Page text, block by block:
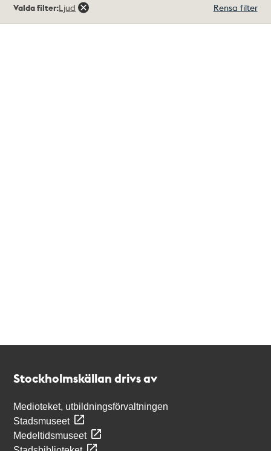
träffar
Valda filter:Ljud Rensa filter
Stockholmskällan drivs av
Medioteket, utbildningsförvaltningen
Stadsmuseet
Medeltidsmuseet